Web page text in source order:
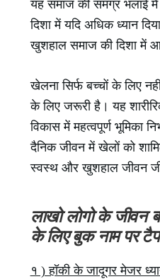
यह समाज की समग्र भलाई में
दिशा में यदि अधिक ध्यान
खुशहाल समाज की दिशा में
खेलना सिर्फ बच्चों के लिए
के लिए जरूरी है। यह
विकास में महत्वपूर्ण भूमिका
दैनिक जीवन में खेलों को
स्वस्थ और खुशहाल जीवन
लाखो लोगो के जीवन
के लिए बुक नाम पर
१ ) हॉकी के जादूगर मेजर